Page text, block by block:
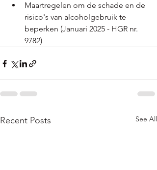
Maartregelen om de schade en de
risico's van alcoholgebruik te
beperken (Januari 2025 - HGR nr.
9782)
Recent Posts See All